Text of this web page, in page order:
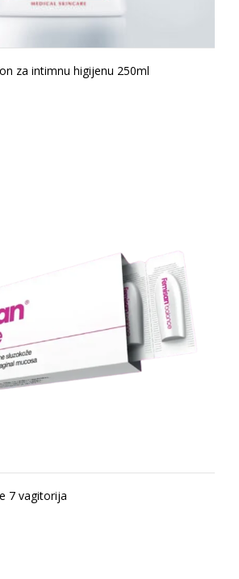
za intimnu higijenu 250ml
7 vagitorija